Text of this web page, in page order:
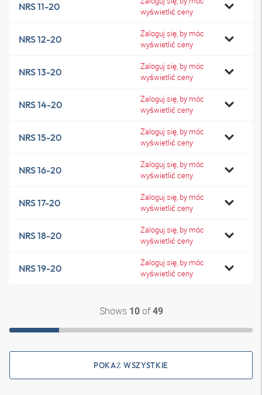
NRS 11-20
wyświetlić ceny
NRS 12-20
Zaloguj się, by móc
wyświetlić ceny
NRS 13-20
Zaloguj się, by móc
wyświetlić ceny
NRS 14-20
Zaloguj się, by móc
wyświetlić ceny
NRS 15-20
Zaloguj się, by móc
wyświetlić ceny
NRS 16-20
Zaloguj się, by móc
wyświetlić ceny
NRS 17-20
Zaloguj się, by móc
wyświetlić ceny
NRS 18-20
Zaloguj się, by móc
wyświetlić ceny
NRS 19-20
Zaloguj się, by móc
wyświetlić ceny
Shows 10of49
POKAŻ WSZYSTKIE